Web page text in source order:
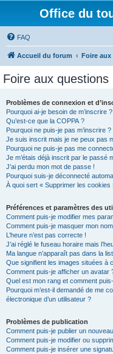
Office du
FAQ
Accueil du forum Foire
Foire aux questions
Problèmes de connexion et
Pourquoi ai-je besoin de m’inscrire ?
Qu’est-ce que la COPPA ?
Pourquoi ne puis-je pas m’inscrire ?
Je suis inscrit mais je ne peux pas
Pourquoi ne puis-je pas me
Je m’étais déjà inscrit par le passé
J’ai perdu mon mot de passe !
Pourquoi suis-je déconnecté
À quoi sert « Supprimer les cookies
Préférences et paramètres des
Comment puis-je modifier mes
Comment puis-je masquer mon
L’heure n’est pas correcte !
J’ai réglé le fuseau horaire mais
Ma langue n’apparaît pas dans la
Que signifient les images situées à
Comment puis-je afficher un avatar
Quel est mon rang et comment
Pourquoi m’est-il demandé de me
électronique d’un utilisateur ?
Problèmes de publication
Comment puis-je publier un
Comment puis-je modifier ou
Comment puis-je insérer une